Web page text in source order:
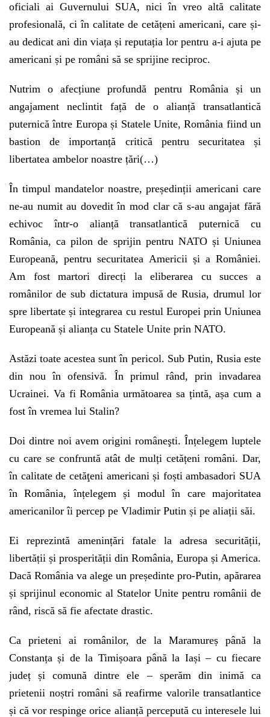
oficiali ai Guvernului SUA, nici în vreo altă calitate
profesională, ci în calitate de cetățeni americani, care și-
au dedicat ani din viața și reputația lor pentru a-i ajuta pe
americani și pe români să se sprijine reciproc.
Nutrim o afecțiune profundă pentru România și un
angajament neclintit față de o alianță transatlantică
puternică între Europa și Statele Unite, România fiind un
bastion de importanță critică pentru securitatea și
libertatea ambelor noastre țări(…)
În timpul mandatelor noastre, președinții americani care
ne-au numit au dovedit în mod clar că s-au angajat fără
echivoc într-o alianță transatlantică puternică cu
România, ca pilon de sprijin pentru NATO și Uniunea
Europeană, pentru securitatea Americii și a României.
Am fost martori direcți la eliberarea cu succes a
românilor de sub dictatura impusă de Rusia, drumul lor
spre libertate și integrarea cu restul Europei prin Uniunea
Europeană și alianța cu Statele Unite prin NATO.
Astăzi toate acestea sunt în pericol. Sub Putin, Rusia este
din nou în ofensivă. În primul rând, prin invadarea
Ucrainei. Va fi România următoarea sa țintă, așa cum a
fost în vremea lui Stalin?
Doi dintre noi avem origini româneşti. Înțelegem luptele
cu care se confruntă atât de mulți cetățeni români. Dar,
în calitate de cetăţeni americani și foști ambasadori SUA
în România, înțelegem și modul în care majoritatea
americanilor îi percep pe Vladimir Putin și pe aliații săi.
Ei reprezintă amenințări fatale la adresa securității,
libertății și prosperității din România, Europa și America.
Dacă România va alege un președinte pro-Putin, apărarea
și sprijinul economic al Statelor Unite pentru românii de
rând, riscă să fie afectate drastic.
Ca prieteni ai românilor, de la Maramureș până la
Constanța și de la Timișoara până la Iași – cu fiecare
județ și comună dintre ele – sperăm din inimă ca
prietenii noștri români să reafirme valorile transatlantice
și că vor respinge orice alianță percepută cu interesele lui